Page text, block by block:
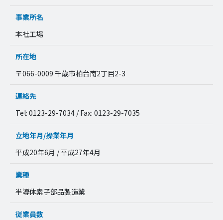
事業所名
本社工場
所在地
〒066-0009 千歳市柏台南2丁目2-3
連絡先
Tel: 0123-29-7034 / Fax: 0123-29-7035
立地年月/操業年月
平成20年6月 / 平成27年4月
業種
半導体素子部品製造業
従業員数